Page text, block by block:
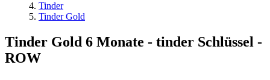
Tinder
Tinder Gold
Tinder Gold 6 Monate - tinder Schlüssel -
ROW